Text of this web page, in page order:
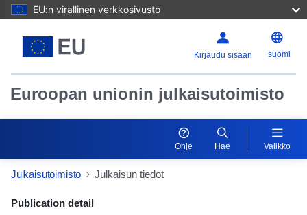
EU:n virallinen verkkosivusto
Kirjaudu sisään suomi
Euroopan unionin julkaisutoimisto
Ohje Hae Valikko
Julkaisutoimisto Julkaisun tiedot
Publication Detail Actions Portlet
Publication detail